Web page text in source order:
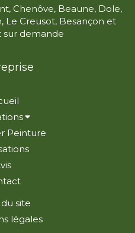
Chenôve, Beaune, Dole,
Le Creusot, Besançon et
demande
Peinture
site
légales